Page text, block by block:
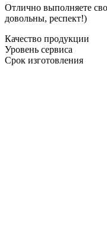
Отлично выполняете
довольны, респект!)
Качество продукции
Уровень сервиса
Срок изготовления